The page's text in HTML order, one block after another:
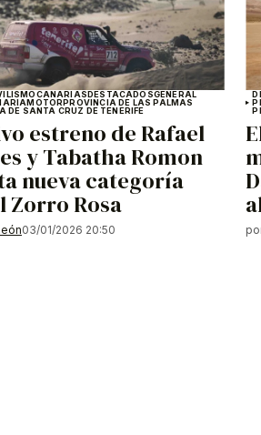
CANARIASDESTACADOSGENERAL
MOTORPROVINCIA DE LAS PALMAS
DE SANTA CRUZ DE TENERIFE
estreno de Rafael
y Tabatha Romon
nueva categoría
Zorro Rosa
03/01/2026 20:50